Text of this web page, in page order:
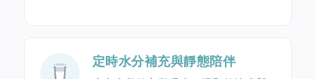
定時水分補充與靜態陪伴